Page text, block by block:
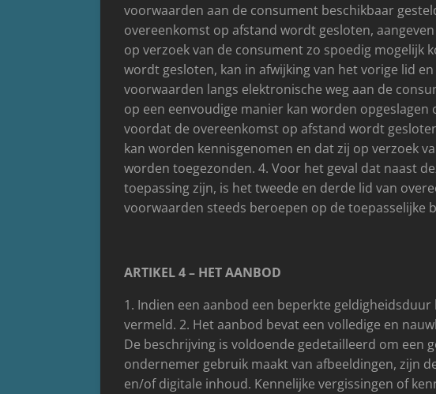
voorwaarden aan de consument beschikbaar
overeenkomst op afstand wordt gesloten,
op verzoek van de consument zo spoedig
wordt gesloten, kan in afwijking van het vorige lid
voorwaarden langs elektronische weg aan de
op een eenvoudige manier kan worden
voordat de overeenkomst op afstand wordt
kan worden kennisgenomen en dat zij op verzoek
worden toegezonden. 4. Voor het geval dat naast
toepassing zijn, is het tweede en derde lid van
voorwaarden steeds beroepen op de toepasselijke
ARTIKEL 4 – HET AANBOD
1. Indien een aanbod een beperkte
vermeld. 2. Het aanbod bevat een volledige en
De beschrijving is voldoende gedetailleerd om een
ondernemer gebruik maakt van afbeeldingen, zijn
en/of digitale inhoud. Kennelijke vergissingen of